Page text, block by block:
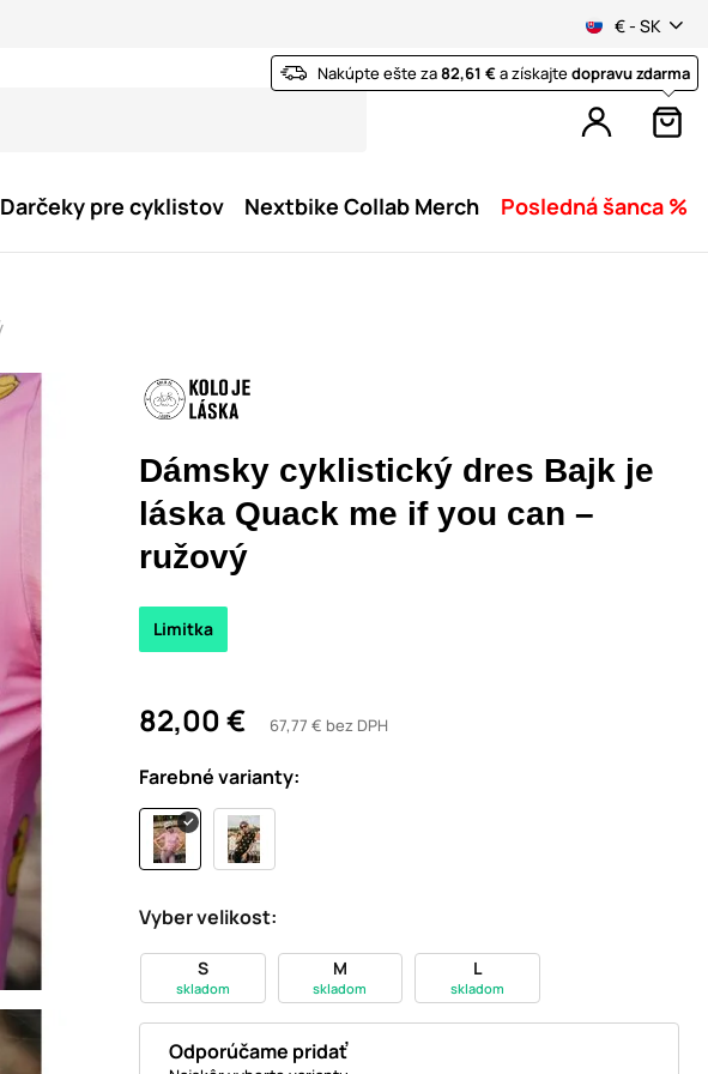
€ - SK
Nakúpte ešte za82,61 €a získajtedopravu zdarma
Darčeky pre cyklistov Nextbike Collab Merch Posledná šanca %
Dámsky cyklistický dres Bajk je
láska Quack me if you can –
ružový
82,00 € 67,77 € bez DPH
Limitka
Farebné varianty:
Vyber velikost:
S
skladom
M
skladom
L
skladom
Odporúčame pridať